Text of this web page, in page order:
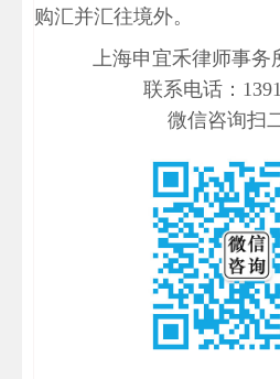
购汇并汇往境外。
上海申宜禾律师事
联系电话：
微信咨询扫